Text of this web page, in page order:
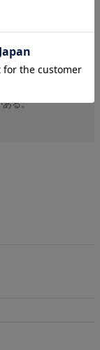
ァン）を
、フェミニ
おり、斬
ある。